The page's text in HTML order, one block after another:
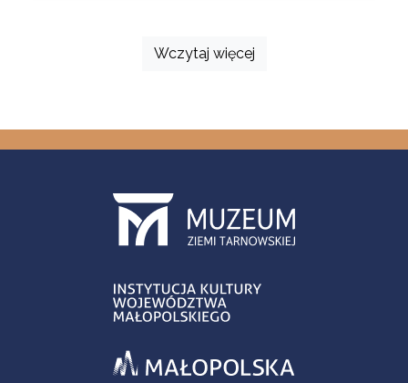
Wczytaj więcej